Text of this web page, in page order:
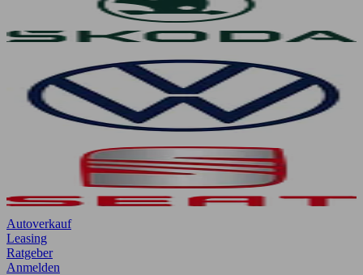
Autoverkauf
Leasing
Ratgeber
Anmelden